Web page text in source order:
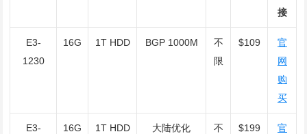
接
E3-
1230
16G 1T HDD BGP 1000M
不
限
$109
官
网
购
买
E3-
16G 1T HDD
大陆优化
不
$199
官